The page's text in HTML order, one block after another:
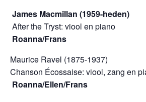
James Macmillan (1959-heden)
After the Tryst:
Roanna/Frans
Maurice Ravel (1875-1937)
Chanson Écossaise:
Roanna/Ellen/Frans